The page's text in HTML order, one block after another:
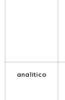
analitico